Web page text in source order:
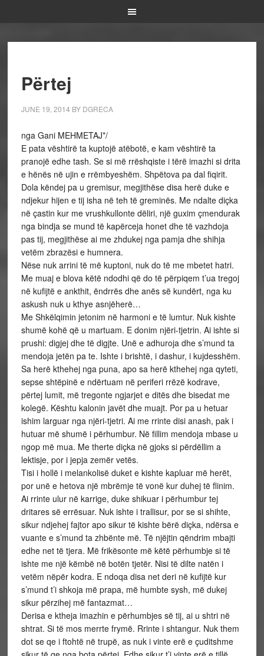
Përtej
JUNE 19, 2014 BY DGRECA
nga Gani MEHMETAJ*/
E pata vështirë ta kuptojë atëbotë, e kam vështirë ta
pranojë edhe tash. Se si më rrëshqiste i tërë imazhi si drita
e hënës në ujin e rrëmbyeshëm. Shpëtova pa dal fiqirit.
Dola këndej pa u gremisur, megjithëse disa herë duke e
ndjekur hijen e tij isha në teh të greminës. Me ndalte diçka
në çastin kur me vrushkullonte dëliri, një guxim çmendurak
nga bindja se mund të kapërceja honet dhe të vazhdoja
pas tij, megjithëse ai me zhdukej nga pamja dhe shihja
vetëm zbrazësi e humnera.
Nëse nuk arrini të më kuptoni, nuk do të me mbetet hatri.
Me muaj e blova këtë ndodhi që do të përpiqem t’ua tregoj
në kufijtë e ankthit, ëndrrës dhe anës së kundërt, nga ku
askush nuk u kthye asnjëherë…
Me Shkëlqimin jetonim në harmoni e të lumtur. Nuk kishte
shumë kohë që u martuam. E donim njëri-tjetrin. Ai ishte si
prushi: digjej dhe të digjte. Unë e adhuroja dhe s’mund ta
mendoja jetën pa te. Ishte i brishtë, i dashur, i kujdesshëm.
Sa herë kthehej nga puna, apo sa herë kthehej nga qyteti,
sepse shtëpinë e ndërtuam në periferi rrëzë kodrave,
përtej lumit, më tregonte ngjarjet e ditës dhe bisedat me
kolegë. Kështu kalonin javët dhe muajt. Por pa u hetuar
ishim larguar nga njëri-tjetri. Ai me rrinte disi anash, pak i
hutuar më shumë i përhumbur. Në fillim mendoja mbase u
ngop më mua. Me therte diçka në gjoks si përdëllim a
lektisje, por i jepja zemër vetës.
Tisi i hollë i melankolisë duket e kishte kapluar më herët,
por unë e hetova një mbrëmje të vonë kur duhej të flinim.
Ai rrinte ulur në karrige, duke shikuar i përhumbur tej
dritares së errësuar. Nuk ishte i trallisur, por se si shihte,
sikur ndjehej fajtor apo sikur të kishte bërë diçka, ndërsa e
vuante e s’mund ta zhbënte më. Të njëjtin qëndrim mbajti
edhe net të tjera. Më frikësonte më këtë përhumbje si të
ishte me një këmbë në botën tjetër. Nisi të dilte natën i
vetëm nëpër kodra. E ndoqa disa net deri në kufijtë kur
s’mund t’i shkoja më prapa, më humbte sysh, më dukej
sikur përzihej më fantazmat…
Derisa e ktheja imazhin e përhumbjes së tij, ai u shtri në
shtrat. Si të mos merrte frymë. Rrinte i shtangur. Nuk them
dot se qe i ftohtë në trupë, as nuk i vinte erë e çuditshme